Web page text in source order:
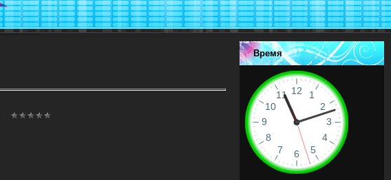
Время